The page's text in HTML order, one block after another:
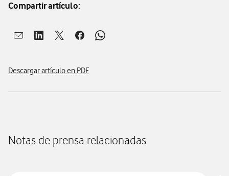
Compartir artículo:
Abrir ventana para compartir en mail
Abrir ventana para compartir en linkedin
Abrir ventana para compartir en twitter
Abrir ventana para compartir en facebook
Abrir ventana para compartir en
Descargar artículo en PDF
Notas de prensa relacionadas